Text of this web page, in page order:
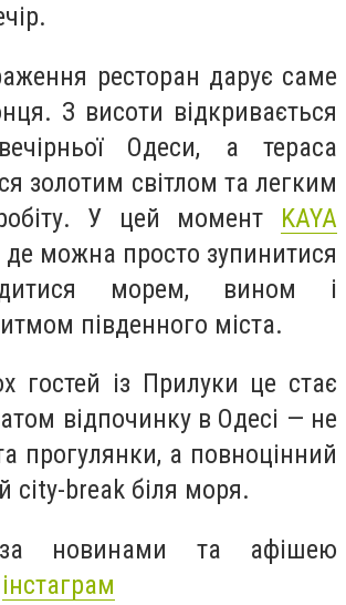
ресторан дарує саме
З висоти відкривається
Одеси, а тераса
золотим світлом та легким
У цей момент KAYA
де можна просто зупинитися
морем, вином і
південного міста.
гостей із Прилуки це стає
відпочинку в Одесі — не
прогулянки, а повноцінний
city-break біля моря.
за новинами та афішею
інстаграм